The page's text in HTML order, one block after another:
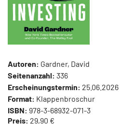
Autoren: Gardner, David
Seitenanzahl: 336
Erscheinungstermin: 25.06.2026
Format: Klappenbroschur
ISBN: 978-3-68932-071-3
Preis: 29,90 €